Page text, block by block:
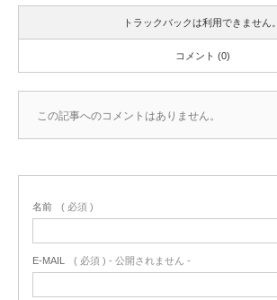
トラックバックは利用できません。
コメント (0)
この記事へのコメントはありません。
名前 ( 必須 )
E-MAIL ( 必須 ) - 公開されません -